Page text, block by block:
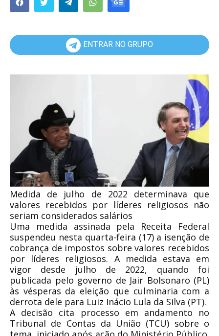
ENTRAR NO GRUPO
Medida de julho de 2022 determinava que
valores recebidos por líderes religiosos não
seriam considerados salários
Uma medida assinada pela Receita Federal
suspendeu nesta quarta-feira (17) a isenção de
cobrança de impostos sobre valores recebidos
por líderes religiosos. A medida estava em
vigor desde julho de 2022, quando foi
publicada pelo governo de Jair Bolsonaro (PL)
às vésperas da eleição que culminaria com a
derrota dele para Luiz Inácio Lula da Silva (PT).
A decisão cita processo em andamento no
Tribunal de Contas da União (TCU) sobre o